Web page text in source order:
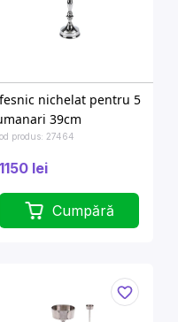
nichelat pentru 5
39cm
produs: 27464
1150 lei
Cumpără